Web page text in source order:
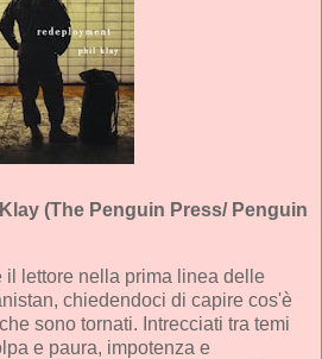
(The Penguin Press/ Penguin
lettore nella prima linea delle
chiedendoci di capire cos'è
sono tornati. Intrecciati tra temi
e paura, impotenza e